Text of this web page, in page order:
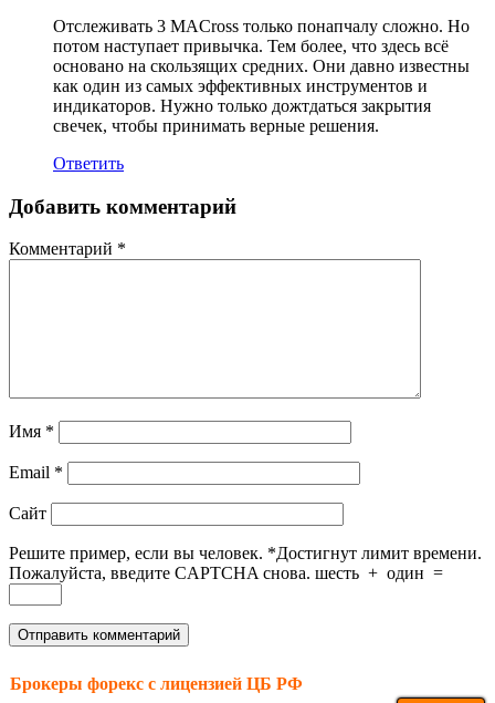
Отслеживать 3 MACross только понапчалу сложно. Но
потом наступает привычка. Тем более, что здесь всё
основано на скользящих средних. Они давно известны
как один из самых эффективных инструментов и
индикаторов. Нужно только дожтдаться закрытия
свечек, чтобы принимать верные решения.
Ответить
Добавить комментарий
Комментарий *
Имя *
Email *
Сайт
Решите пример, если вы человек. *Достигнут лимит времени.
Пожалуйста, введите CAPTCHA снова. шесть + один =
Брокеры форекс с лицензией ЦБ РФ